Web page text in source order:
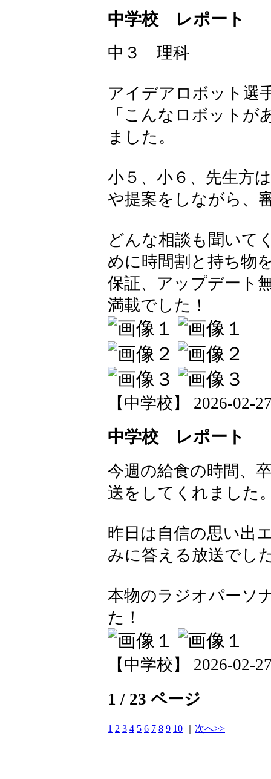
中学校 レポート
中３ 理科
アイデアロボット選
「こんなロボット
ました。
小５、小６、先生方
や提案をしながら、
どんな相談も聞いて
めに時間割と持ち物
保証、アップデート
満載でした！
【中学校】 2026-02-
中学校 レポート
今週の給食の時間、
送をしてくれました
昨日は自信の思い出
みに答える放送でし
本物のラジオパーソ
た！
【中学校】 2026-02-
1 / 23 ページ
1 2 3 4 5 6 7 8 9 10 次へ>>